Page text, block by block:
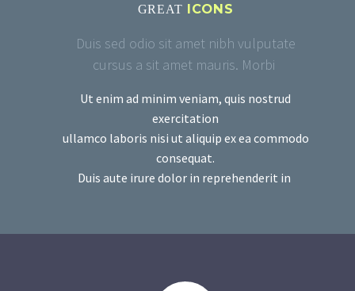
GREAT ICONS
Duis sed odio sit amet nibh vulputate
cursus a sit amet mauris. Morbi
Ut enim ad minim veniam, quis nostrud
exercitation
ullamco laboris nisi ut aliquip ex ea commodo
consequat.
Duis aute irure dolor in reprehenderit in